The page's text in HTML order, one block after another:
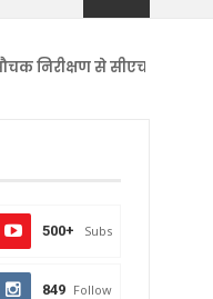
से सीएचसी लंभुआ में मचा
500+ Subs
849 Follow